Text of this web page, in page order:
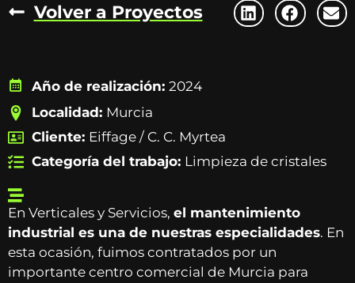
Volver a Proyectos
Año de realización: 2024
Localidad: Murcia
Cliente: Eiffage / C. C. Myrtea
Categoría del trabajo: Limpieza de cristales
En Verticales y Servicios, el mantenimiento
industrial es una de nuestras especialidades. En
esta ocasión, fuimos contratados por un
importante centro comercial de Murcia para